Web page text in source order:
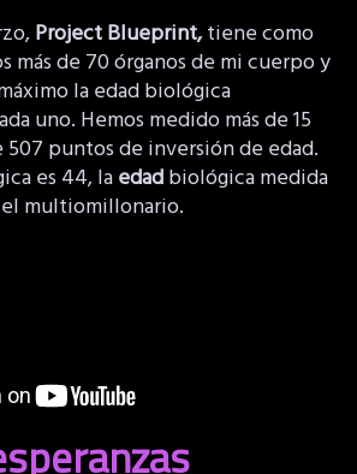
Project Blueprint,tiene como
más de 70 órganos de mi cuerpo y
la edad biológica
uno. Hemos medido más de 15
puntos de inversión de edad.
es 44, laedadbiológica medida
el multiomillonario.